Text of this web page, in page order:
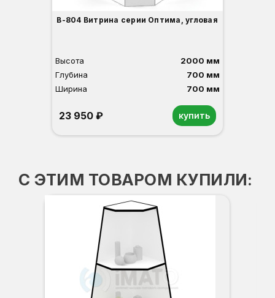
В-804 Витрина серии Оптима, угловая
Высота
2000 мм
Глубина
700 мм
Ширина
700 мм
23 950 ₽ купить
С ЭТИМ ТОВАРОМ КУПИЛИ: